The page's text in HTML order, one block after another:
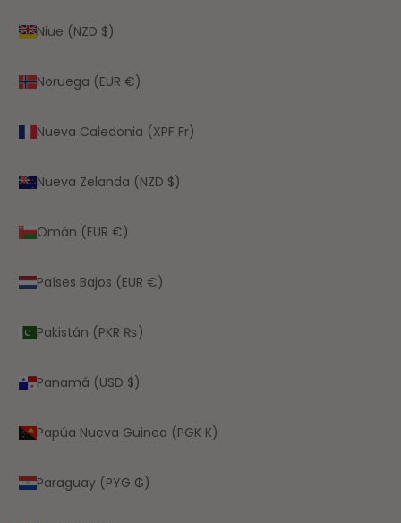
Niue (NZD $)
Noruega (EUR €)
Nueva Caledonia (XPF Fr)
Nueva Zelanda (NZD $)
Omán (EUR €)
Países Bajos (EUR €)
Pakistán (PKR ₨)
Panamá (USD $)
Papúa Nueva Guinea (PGK K)
Paraguay (PYG ₲)